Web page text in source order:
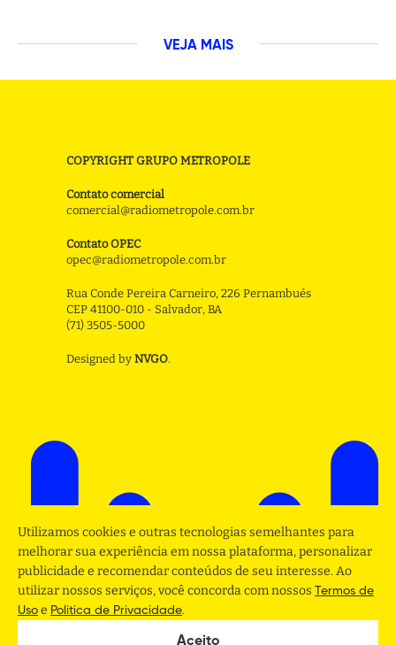
VEJA MAIS
COPYRIGHT GRUPO METROPOLE
Contato comercial
comercial@radiometropole.com.br
Contato OPEC
opec@radiometropole.com.br
Rua Conde Pereira Carneiro, 226 Pernambués
CEP 41100-010 - Salvador, BA
(71) 3505-5000
Designed by NVGO.
Utilizamos cookies e outras tecnologias semelhantes para
melhorar sua experiência em nossa plataforma, personalizar
publicidade e recomendar conteúdos de seu interesse. Ao
utilizar nossos serviços, você concorda com nossos Termos de
Uso e Politica de Privacidade.
Aceito